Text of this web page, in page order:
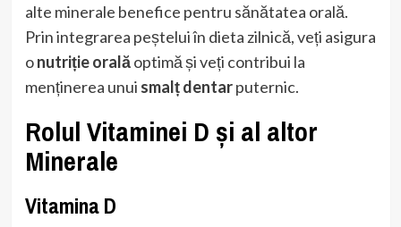
alte minerale benefice pentru sănătatea orală.
Prin integrarea peștelui în dieta zilnică, veți asigura
onutriție oralăoptimă și veți contribui la
menținerea unui smalț dentarputernic.
Rolul Vitaminei D și al altor
Minerale
Vitamina D